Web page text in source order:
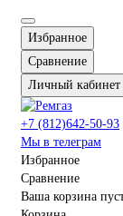
Избранное
Сравнение
Личный кабинет
+7 (812)642-50-93
Мы в телеграм
Избранное
Сравнение
Ваша корзина